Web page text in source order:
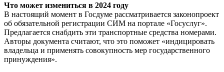
Что может измениться в 2024 году
В настоящий момент в Госдуме рассматривается законопроект
об обязательной регистрации СИМ на портале «Госуслуг».
Предлагается снабдить эти транспортные средства номерами.
Авторы документа считают, что это поможет «индицировать
владельца и применять совокупность мер государственного
принуждения».